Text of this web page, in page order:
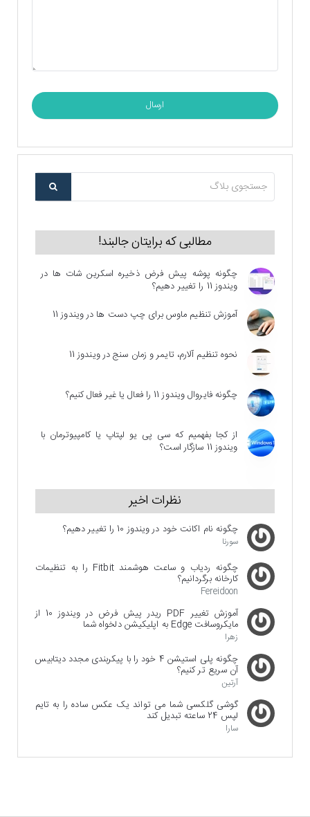
ارسال
مطالبی که برایتان جالبند!
چگونه پوشه پیش فرض ذخیره اسکرین شات ها در
ویندوز 11 را تغییر دهیم؟
آموزش تنظیم ماوس برای چپ دست ها در ویندوز 11
نحوه تنظیم آلارم، تایمر و زمان سنج در ویندوز 11
چگونه فایروال ویندوز 11 را فعال یا غیر فعال کنیم؟
از کجا بفهمیم که سی پی یو لپتاپ یا کامپیوترمان با
ویندوز 11 سازگار است؟
نظرات اخیر
چگونه نام اکانت خود در ویندوز 10 را تغییر دهیم؟
سورنا
چگونه ردیاب و ساعت هوشمند Fitbit را به تنظیمات
کارخانه برگردانیم؟
Fereidoon
آموزش تغییر PDF ریدر پیش فرض در ویندوز 10 از
مایکروسافت Edge به اپلیکیشن دلخواه شما
زهرا
چگونه پلی استیشن 4 خود را با پیکربندی مجدد دیتابیس
آن سریع تر کنیم؟
آرتین
گوشی گلکسی شما می تواند یک عکس ساده را به تایم
لپس 24 ساعته تبدیل کند
سارا